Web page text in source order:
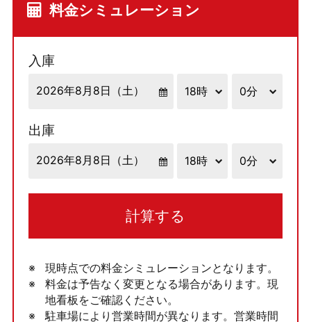
料金シミュレーション
入庫
出庫
計算する
現時点での料金シミュレーションとなります。
料金は予告なく変更となる場合があります。現
地看板をご確認ください。
駐車場により営業時間が異なります。営業時間